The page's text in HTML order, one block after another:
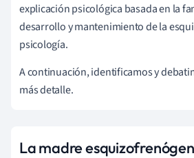
explicación psicológica basada en la
desarrollo y mantenimiento de la
psicología.
A continuación, identificamos y
más detalle.
La madre